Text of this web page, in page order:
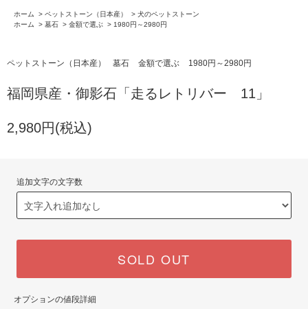
ホーム > ペットストーン（日本産） > 犬のペットストーン
ホーム
> 墓石 > 金額で選ぶ > 1980円～2980円
ペットストーン（日本産） 墓石 金額で選ぶ 1980円～2980円
福岡県産・御影石「走るレトリバー 11」
2,980円(税込)
追加文字の文字数
SOLD OUT
オプションの値段詳細